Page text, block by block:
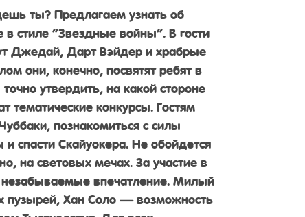
ты? Предлагаем узнать об
стиле “Звездные войны”. В гости
Джедай, Дарт Вэйдер и храбрые
они, конечно, посвятят ребят в
утвердить, на какой стороне
конкурсы. Гостям
познакомиться с силы
спасти Скайуокера. Не обойдется
на световых мечах. За участие в
незабываемые впечатление. Милый
Хан Соло — возможность